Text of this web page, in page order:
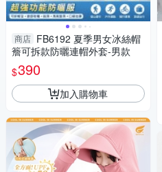
商店 FB6192 夏季男女冰絲帽
簷可拆款防曬連帽外套-男款
$390
加入購物車